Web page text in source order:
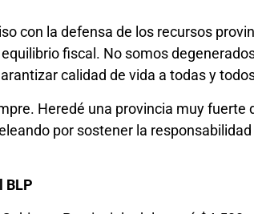
con la defensa de los recursos
fiscal. No somos
calidad de vida a todas y
Heredé una provincia muy
por sostener la
BLP